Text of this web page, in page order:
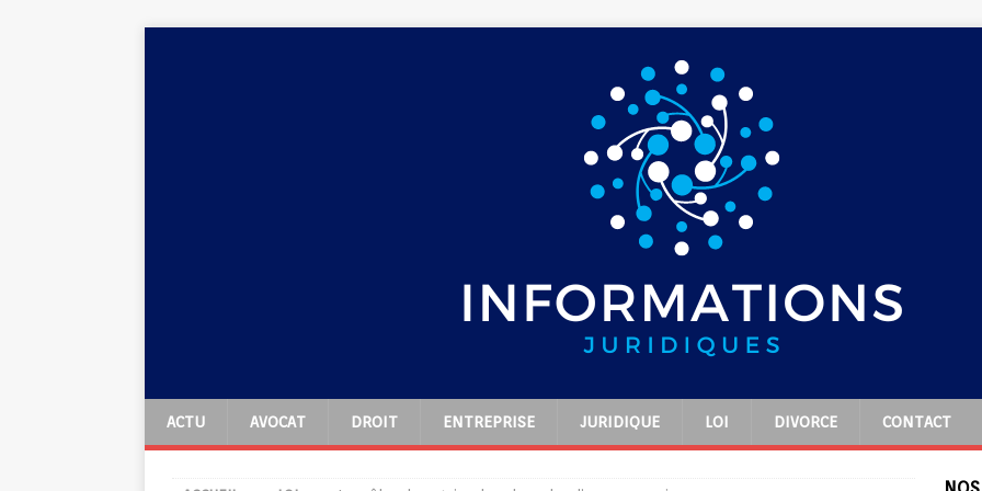
ACTU AVOCAT DROIT ENTREPRISE JURIDIQUE LOI DIVORCE CONTACT